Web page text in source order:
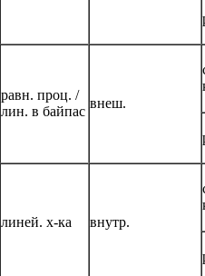
равн. проц. /
лин. в байпас
внеш.
линей. х-ка внутр.